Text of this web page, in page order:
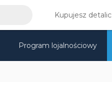
Kupujesz
Program lojalnościowy